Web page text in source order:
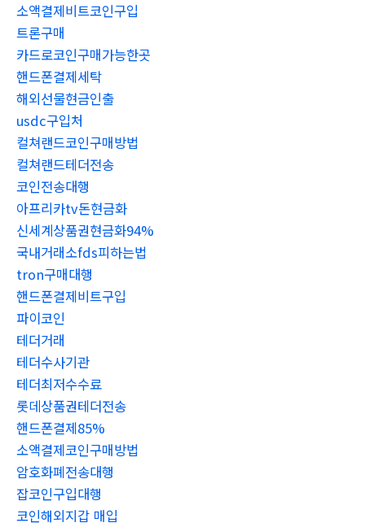
소액결제비트코인구입
트론구매
카드로코인구매가능한곳
핸드폰결제세탁
해외선물현금인출
usdc구입처
컬쳐랜드코인구매방법
컬쳐랜드테더전송
코인전송대행
아프리카tv돈현금화
신세계상품권현금화94%
국내거래소fds피하는법
tron구매대행
핸드폰결제비트구입
파이코인
테더거래
테더수사기관
테더최저수수료
롯데상품권테더전송
핸드폰결제85%
소액결제코인구매방법
암호화폐전송대행
잡코인구입대행
코인해외지갑 매입